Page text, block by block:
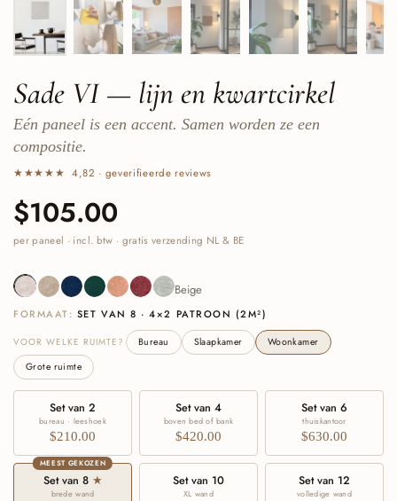
Sade VI — lijn en kwartcirkel
Eén paneel is een accent. Samen worden ze een
compositie.
★★★★★ 4,82 · geverifieerde reviews
Prijs:
$105.00
per paneel · incl. btw · gratis verzending NL & BE
BeigeSandNavyDeep Green
CognacBurgundySage Green
Beige
FORMAAT: SET VAN 8 · 4×2 PATROON (2M²)
VOOR WELKE RUIMTE? Bureau Slaapkamer
Woonkamer
Grote ruimte
Set van 2
bureau · leeshoek
$210.00
Set van 4
boven bed of bank
$420.00
Set van 6
thuiskantoor
$630.00
MEEST GEKOZEN
Set van 8 ★
brede wand
Set van 10
XL wand
Set van 12
volledige wand